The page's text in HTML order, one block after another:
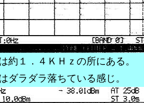
約１．４ＫＨｚの所にある。
ダラダラ落ちている感じ。